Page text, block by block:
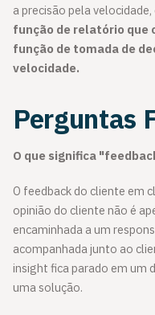
a precisão pela
função de relatório que
função de tomada de
velocidade.
Perguntas
O que significa
O feedback do cliente em
opinião do cliente não é
encaminhada a um
acompanhada junto ao
insight fica parado em um
uma solução.